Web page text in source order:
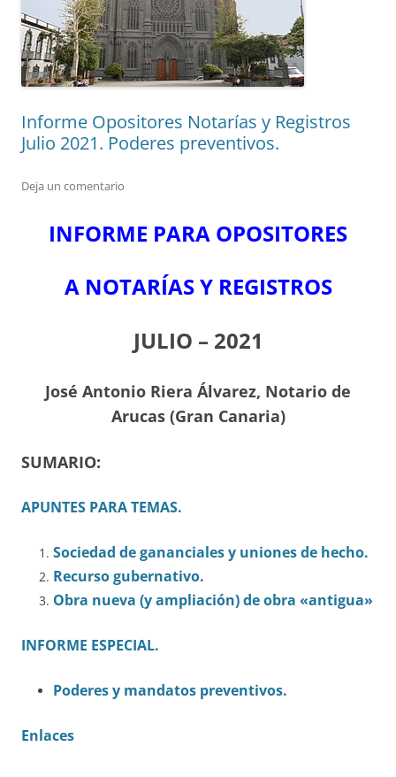
Informe Opositores Notarías y Registros
Julio 2021. Poderes preventivos.
Deja un comentario
INFORME PARA OPOSITORES
A NOTARÍAS Y REGISTROS
JULIO – 2021
José Antonio Riera Álvarez, Notario de
Arucas (Gran Canaria)
SUMARIO:
APUNTES PARA TEMAS.
Sociedad de gananciales y uniones de hecho.
Recurso gubernativo.
Obra nueva (y ampliación) de obra «antigua»
INFORME ESPECIAL.
Poderes y mandatos preventivos.
Enlaces